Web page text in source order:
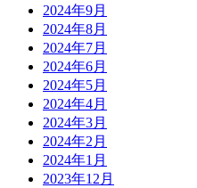
2024年9月
2024年8月
2024年7月
2024年6月
2024年5月
2024年4月
2024年3月
2024年2月
2024年1月
2023年12月